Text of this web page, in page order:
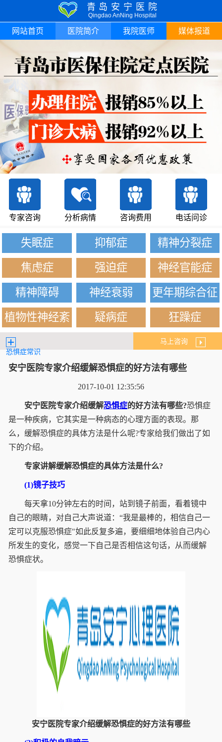
青岛安宁医院
Qingdao AnNing Hospital
网站首页 医院简介 我院医师 媒体报道
专家咨询 分析病情 咨询费用 电话问诊
失眠症 抑郁症
精神分裂症
焦虑症
强迫症
神经官能症
精神障碍
神经衰弱
更年期综合征
植物性神经紊
疑病症 狂躁症
恐惧症常识
马上咨询
安宁医院专家介绍缓解恐惧症的好方法有哪些
2017-10-01 12:35:56
安宁医院专家介绍缓解恐惧症的好方法有哪些?恐惧症
是一种疾病，它其实是一种病态的心理方面的表现。那
么，缓解恐惧症的具体方法是什么呢?专家给我们做出了如
下的介绍。
专家讲解缓解恐惧症的具体方法是什么?
(1)镜子技巧
每天拿10分钟左右的时间，站到镜子前面，看着镜中
自己的眼睛，对自己大声说道：“我是最棒的，相信自己一
定可以克服恐惧症"如此反复多遍，要细细地体验自己内心
所发生的变化，感觉一下自己是否相信这句话，从而缓解
恐惧症状。
安宁医院专家介绍缓解恐惧症的好方法有哪些